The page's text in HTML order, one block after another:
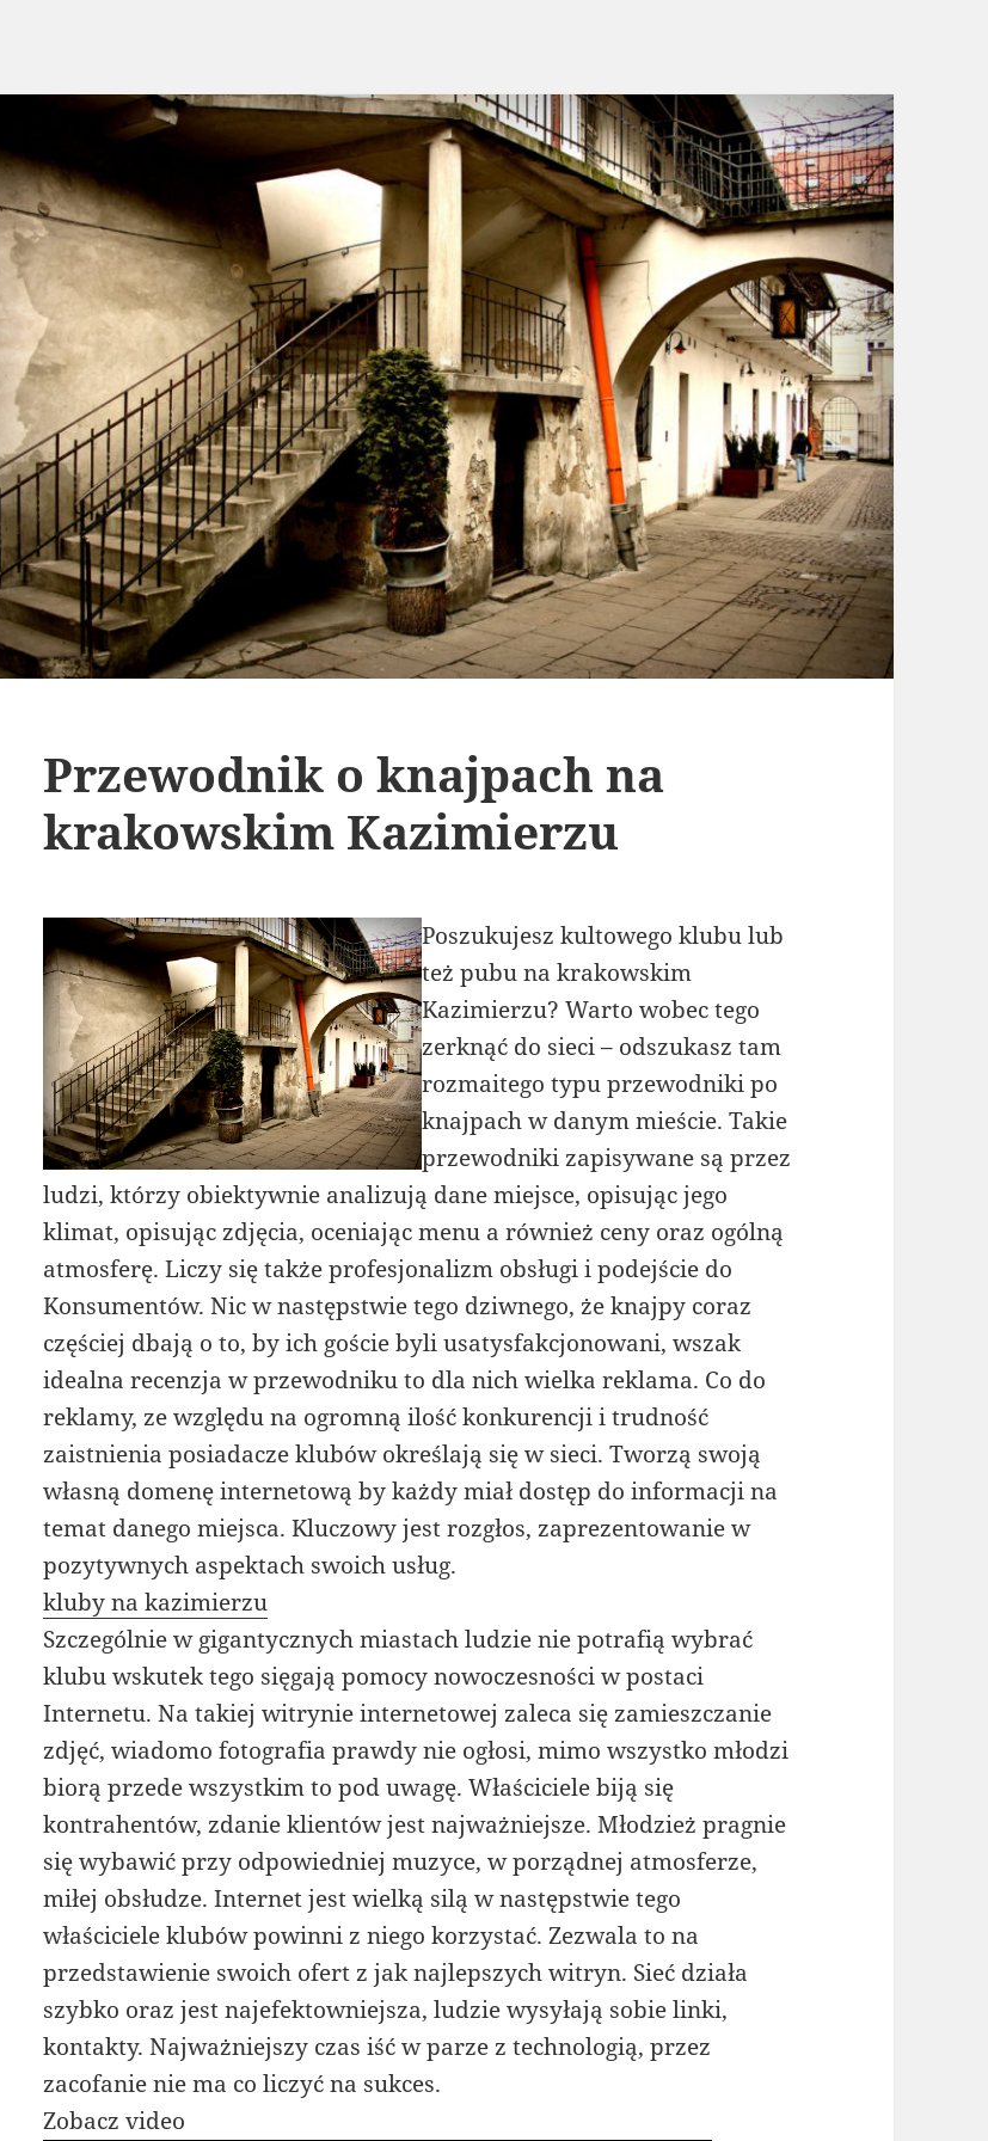
Przewodnik o knajpach na
krakowskim Kazimierzu
Poszukujesz kultowego klubu lub
też pubu na krakowskim
Kazimierzu? Warto wobec tego
zerknąć do sieci – odszukasz tam
rozmaitego typu przewodniki po
knajpach w danym mieście. Takie
przewodniki zapisywane są przez
ludzi, którzy obiektywnie analizują dane miejsce, opisując jego
klimat, opisując zdjęcia, oceniając menu a również ceny oraz ogólną
atmosferę. Liczy się także profesjonalizm obsługi i podejście do
Konsumentów. Nic w następstwie tego dziwnego, że knajpy coraz
częściej dbają o to, by ich goście byli usatysfakcjonowani, wszak
idealna recenzja w przewodniku to dla nich wielka reklama. Co do
reklamy, ze względu na ogromną ilość konkurencji i trudność
zaistnienia posiadacze klubów określają się w sieci. Tworzą swoją
własną domenę internetową by każdy miał dostęp do informacji na
temat danego miejsca. Kluczowy jest rozgłos, zaprezentowanie w
pozytywnych aspektach swoich usług.
kluby na kazimierzu
Szczególnie w gigantycznych miastach ludzie nie potrafią wybrać
klubu wskutek tego sięgają pomocy nowoczesności w postaci
Internetu. Na takiej witrynie internetowej zaleca się zamieszczanie
zdjęć, wiadomo fotografia prawdy nie ogłosi, mimo wszystko młodzi
biorą przede wszystkim to pod uwagę. Właściciele biją się
kontrahentów, zdanie klientów jest najważniejsze. Młodzież pragnie
się wybawić przy odpowiedniej muzyce, w porządnej atmosferze,
miłej obsłudze. Internet jest wielką silą w następstwie tego
właściciele klubów powinni z niego korzystać. Zezwala to na
przedstawienie swoich ofert z jak najlepszych witryn. Sieć działa
szybko oraz jest najefektowniejsza, ludzie wysyłają sobie linki,
kontakty. Najważniejszy czas iść w parze z technologią, przez
zacofanie nie ma co liczyć na sukces.
Zobacz video